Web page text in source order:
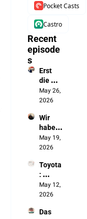
Pocket Casts
Castro
Recent
episode
s
Erst
die
Batteri
e, jetzt
autono
me
Fahren
May 26,
2026
Wir
haben
die
Chines
ausges
perrt.
Jetzt
bauen
unsere
May 19,
2026
Toyota
:
„Wenn
sich
ändert,
May 12,
2026
Das